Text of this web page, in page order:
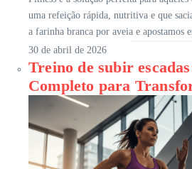
uma refeição rápida, nutritiva e que
a farinha branca por aveia e apostamos
30 de abril de 2026
Treino de subir
Completo para